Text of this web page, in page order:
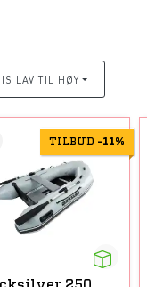
LAV TIL HØY
TILBUD -11%